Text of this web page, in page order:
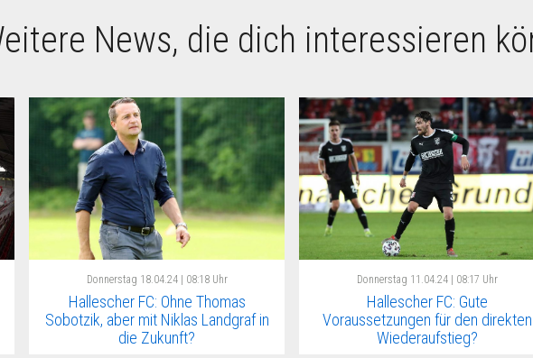
News, die dich interessieren
Donnerstag 18.04.24 | 08:18 Uhr
Hallescher FC: Ohne Thomas
Sobotzik, aber mit Niklas Landgraf in
die Zukunft?
Donnerstag 11.04.24 | 08:17 Uhr
Hallescher FC: Gute
Voraussetzungen für den direkten
Wiederaufstieg?